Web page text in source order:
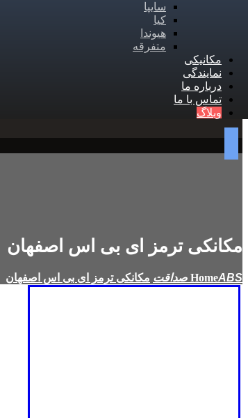
سایپا
کیا
هیوندا
متفرقه
مکانیکی
نمایندگی
درباره ما
تماس با ما
وبلاگ
مکانکی ترمز ای بی اس اصفهان
Home مکانکی ترمز ای بی اس اصفهان